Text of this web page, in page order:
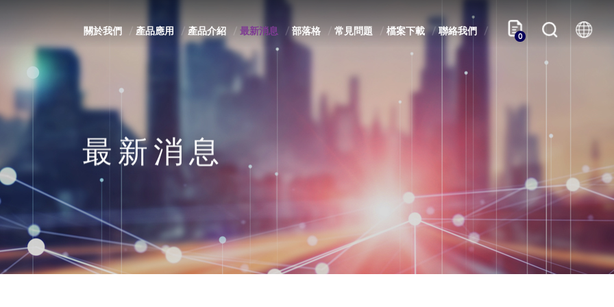
關於我們 產品應用 產品介紹 最新消息 部落格 常見問題 檔案下載 聯絡我們 0
最新消息